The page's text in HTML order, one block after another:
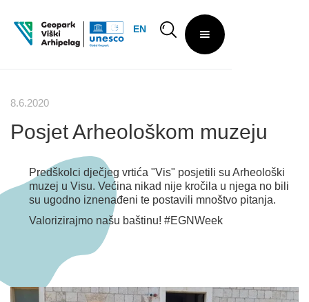
EN
8.6.2020
Posjet Arheološkom muzeju
Predškolci dječjeg vrtića "Vis" posjetili su Arheološki
muzej u Visu. Većina nikad nije kročila u njega no bili
su ugodno iznenađeni te postavili mnoštvo pitanja.
Valorizirajmo našu baštinu! #EGNWeek